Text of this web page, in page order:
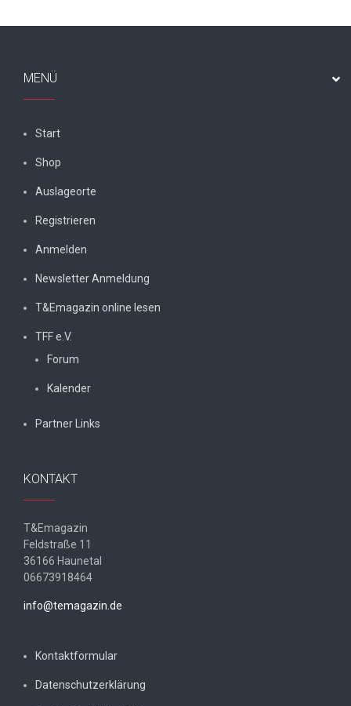
MENÜ
Start
Shop
Auslageorte
Registrieren
Anmelden
Newsletter Anmeldung
T&Emagazin online lesen
TFF e.V.
Forum
Kalender
Partner Links
KONTAKT
T&Emagazin
Feldstraße 11
36166 Haunetal
06673918464
info@temagazin.de
Kontaktformular
Datenschutzerklärung